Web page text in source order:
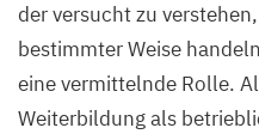
Center
der versucht zu
bestimmter Weise
eine vermittelnde Rolle.
Weiterbildung als